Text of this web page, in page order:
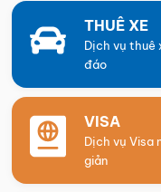
THUÊ XE
Dịch vụ thuê
đáo
VISA
Dịch vụ Visa
giản